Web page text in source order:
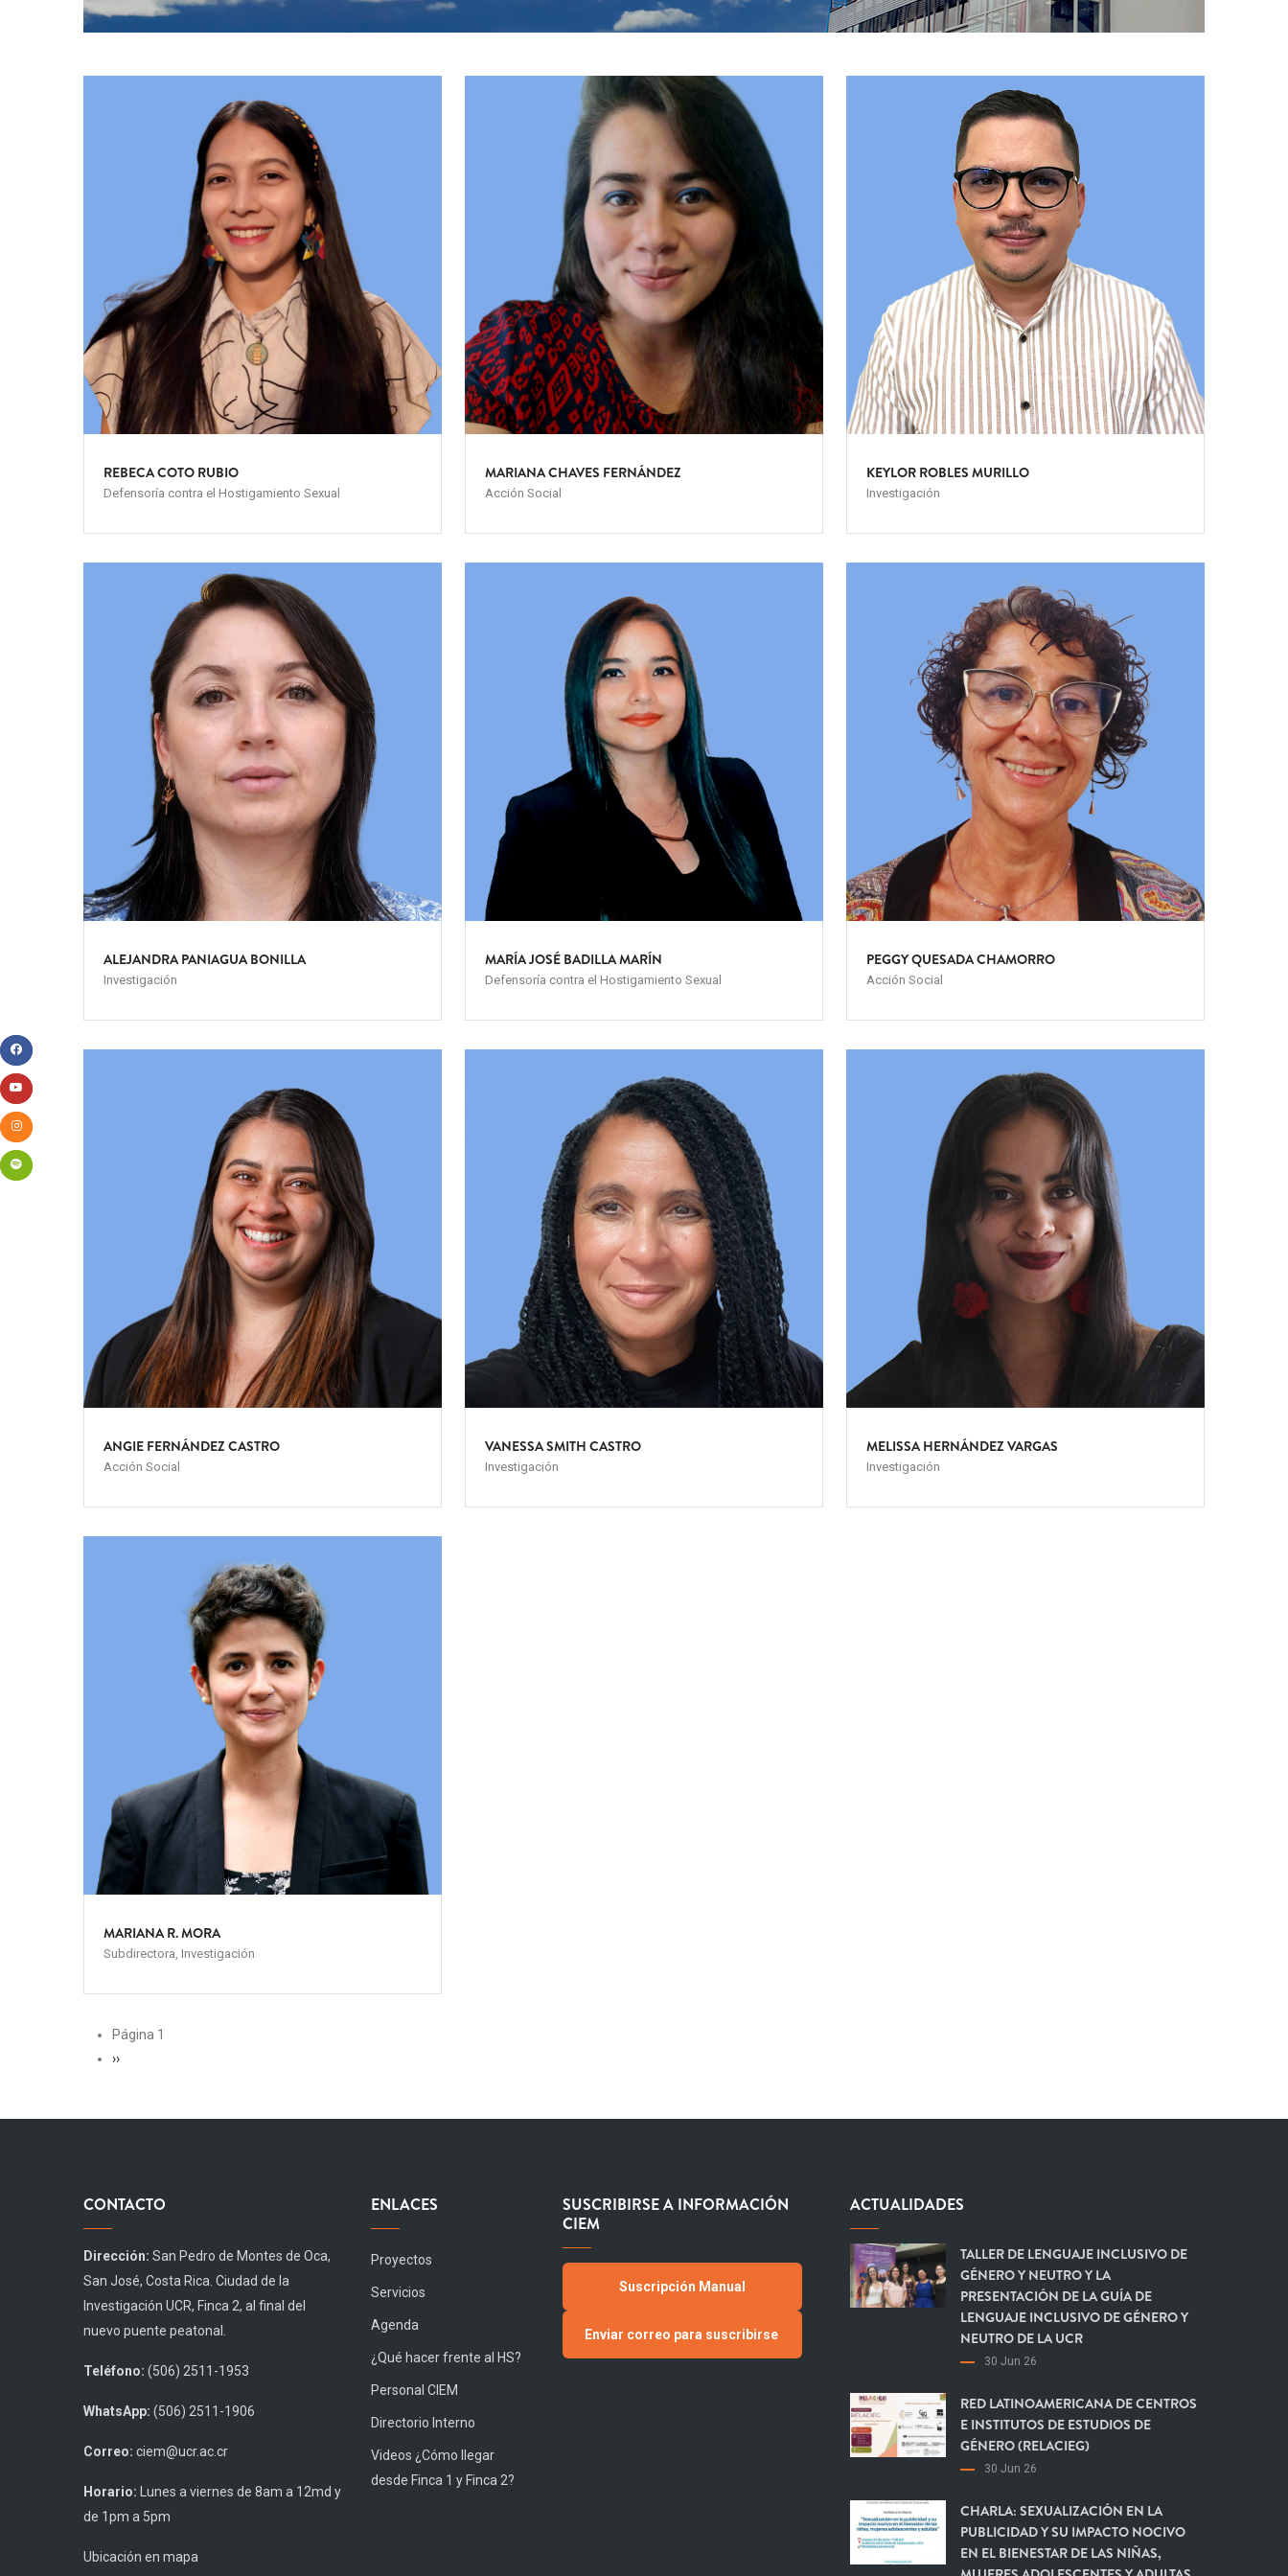
REBECA COTO RUBIO
Defensoría contra el Hostigamiento Sexual
MARIANA CHAVES FERNÁNDEZ
Acción Social
KEYLOR ROBLES MURILLO
Investigación
ALEJANDRA PANIAGUA BONILLA
Investigación
MARÍA JOSÉ BADILLA MARÍN
Defensoría contra el Hostigamiento Sexual
PEGGY QUESADA CHAMORRO
Acción Social
ANGIE FERNÁNDEZ CASTRO
Acción Social
VANESSA SMITH CASTRO
Investigación
MELISSA HERNÁNDEZ VARGAS
Investigación
MARIANA R. MORA
Subdirectora, Investigación
PAGINACIÓN
Página 1
Siguiente
››
CONTACTO
Dirección: San Pedro de Montes de Oca,
San José, Costa Rica. Ciudad de la
Investigación UCR, Finca 2, al final del
nuevo puente peatonal.
Teléfono: (506) 2511-1953
WhatsApp: (506) 2511-1906
Correo: ciem@ucr.ac.cr
Horario: Lunes a viernes de 8am a 12md y
de 1pm a 5pm
Ubicación en mapa
ENLACES
Proyectos
Servicios
Agenda
¿Qué hacer frente al HS?
Personal CIEM
Directorio Interno
Videos ¿Cómo llegar
desde Finca 1 y Finca 2?
SUSCRIBIRSE A INFORMACIÓN
CIEM
Suscripción Manual
Enviar correo para suscribirse
ACTUALIDADES
TALLER DE LENGUAJE INCLUSIVO DE
GÉNERO Y NEUTRO Y LA
PRESENTACIÓN DE LA GUÍA DE
LENGUAJE INCLUSIVO DE GÉNERO Y
NEUTRO DE LA UCR
30 Jun 26
RED LATINOAMERICANA DE CENTROS
E INSTITUTOS DE ESTUDIOS DE
GÉNERO (RELACIEG)
30 Jun 26
CHARLA: SEXUALIZACIÓN EN LA
PUBLICIDAD Y SU IMPACTO NOCIVO
EN EL BIENESTAR DE LAS NIÑAS,